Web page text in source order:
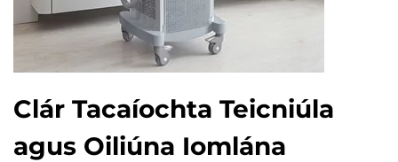
Clár Tacaíochta Teicniúla
agus Oiliúna Iomlána